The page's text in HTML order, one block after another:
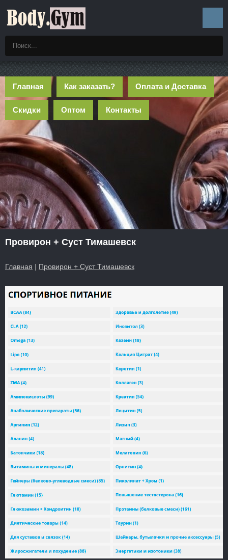
Главная Как заказать? Оплата и Доставка
Скидки Оптом Контакты
Провирон + Суст Тимашевск
Главная | Провирон + Суст Тимашевск